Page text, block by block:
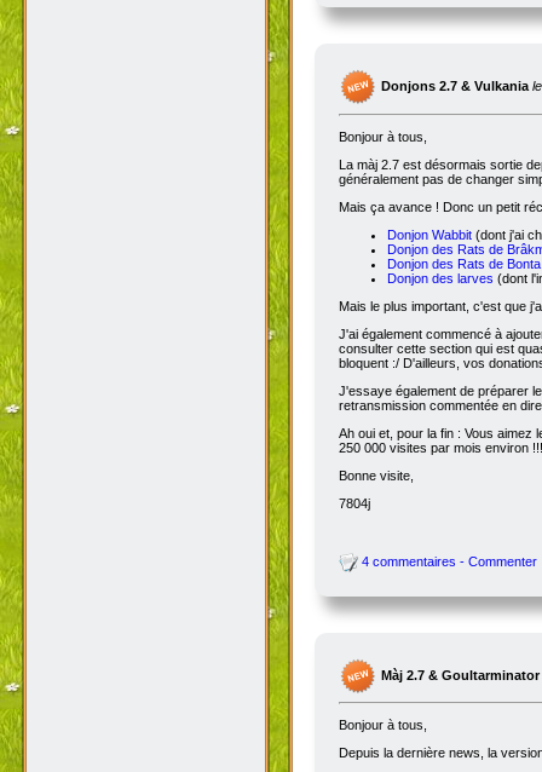
Donjons 2.7 & Vulkania
Bonjour à tous,
La màj 2.7 est désormais sortie
généralement pas de changer
Mais ça avance ! Donc un petit
Donjon Wabbit (dont j'ai
Donjon des Rats de
Donjon des Rats de Bonta
Donjon des larves (dont
Mais le plus important, c'est que
J'ai également commencé à
consulter cette section qui est
bloquent :/ D'ailleurs, vos
J'essaye également de préparer
retransmission commentée en
Ah oui et, pour la fin : Vous
250 000 visites par mois environ !!!
Bonne visite,
7804j
4 commentaires - Commenter
Màj 2.7 & Goultarminator
Bonjour à tous,
Depuis la dernière news, la